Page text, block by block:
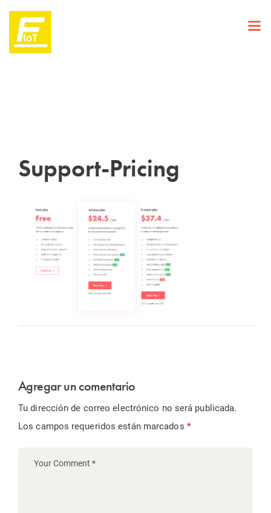
Support-Pricing
Agregar un comentario
Tu dirección de correo electrónico no será publicada.
Los campos requeridos están marcados *